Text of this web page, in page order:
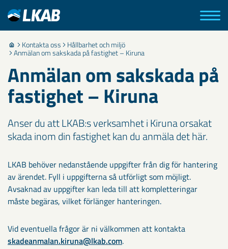
Kontakta oss Hållbarhet och miljö
Anmälan om sakskada på fastighet – Kiruna
Anmälan om sakskada på
fastighet – Kiruna
Anser du att LKAB:s verksamhet i Kiruna orsakat
skada inom din fastighet kan du anmäla det här.
LKAB behöver nedanstående uppgifter från dig för hantering
av ärendet. Fyll i uppgifterna så utförligt som möjligt.
Avsaknad av uppgifter kan leda till att kompletteringar
måste begäras, vilket förlänger hanteringen.
Vid eventuella frågor är ni välkommen att kontakta
skadeanmalan.kiruna@lkab.com.